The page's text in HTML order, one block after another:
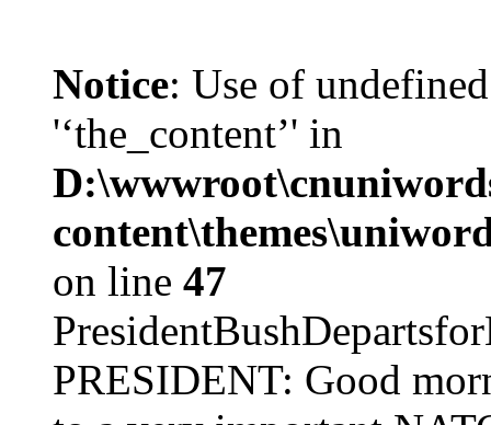
Notice: Use of
'‘the_content’' in
on line 47
PRESIDENT: Good